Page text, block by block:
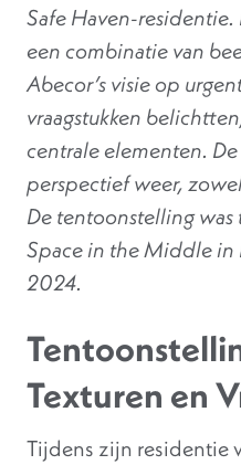
Safe Haven-
een combinatie van
Abecor’s visie op
vraagstukken
centrale elementen.
perspectief weer,
De tentoonstelling was
Space in the Middle in
2024.
Texturen en
Tijdens zijn residentie